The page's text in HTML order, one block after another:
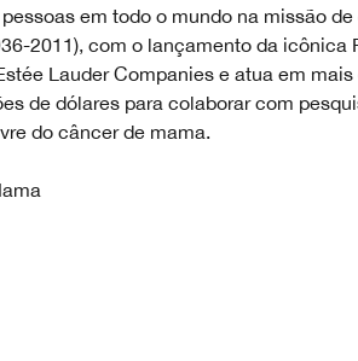
em todo o mundo na missão
2011), com o lançamento da
Lauder Companies e atua em
de dólares para colaborar com
do câncer de mama.